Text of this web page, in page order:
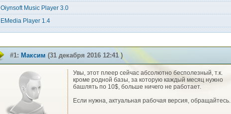
Oiynsoft Music Player 3.0
EMedia Player 1.4
#1: Максим (31 декабря 2016 12:41 )
Увы, этот плеер сейчас абсолютно бесполезный, т.к.
кроме родной базы, за которую каждый месяц нужно
башлять по 10$, больше ничего не работает.
Если нужна, актуальная рабочая версия, обращайтесь.